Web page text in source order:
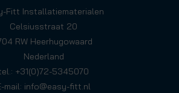
Fitt Installatiematerialen
Celsiusstraat 20
RW Heerhugowaard
Nederland
+31(0)72-5345070
mail: info@easy-fitt.nl